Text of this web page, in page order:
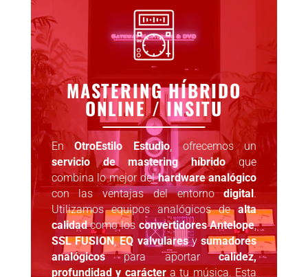
MASTERING HÍBRIDO
ONLINE / INSITU
EnOtroEstilo Estudio, ofrecemos un
servicio de mastering híbridoque
combina lo mejor delhardware analógico
con las ventajas del entornodigital.
Utilizamos equipos analógicos dealta
calidadcomo los convertidores Antelope,
SSL FUSION,EQ valvularesysumadores
analógicospara aportarcalidez,
profundidad y caráctera tu música. Esta